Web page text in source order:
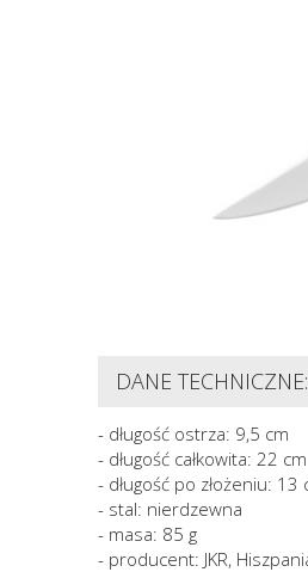
DANE TECHNICZNE:
- długość ostrza: 9,5 cm
- długość całkowita: 22 cm
- długość po złożeniu: 13
- stal: nierdzewna
- masa: 85 g
- producent: JKR,